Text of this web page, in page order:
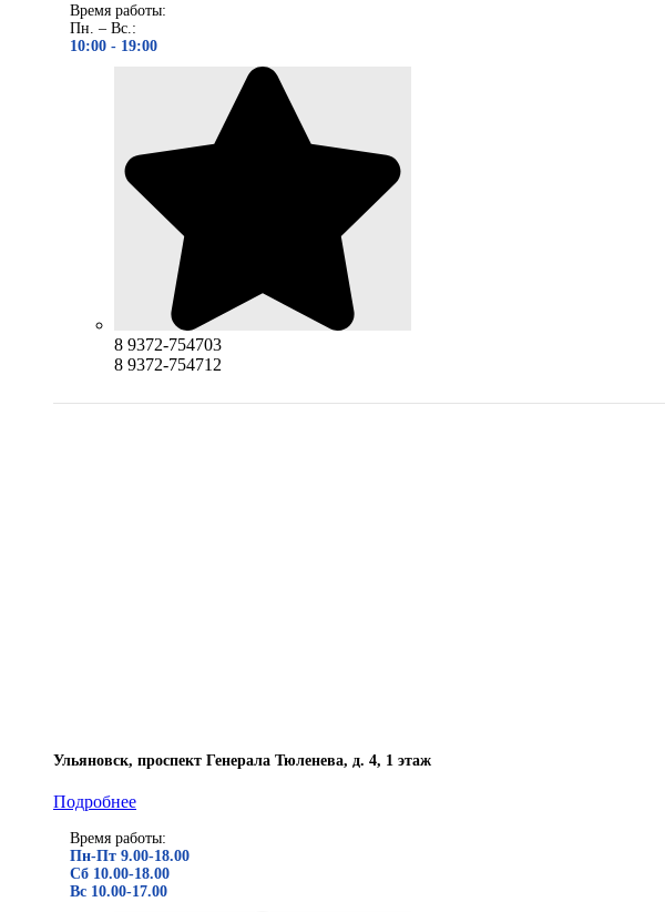
Время работы:
Пн. – Вс.:
10:00 - 19:00
8 9372-754703
8 9372-754712
Ульяновск, проспект Генерала Тюленева, д. 4, 1 этаж
Подробнее
Время работы:
Пн-Пт 9.00-18.00
Сб 10.00-18.00
Вс 10.00-17.00